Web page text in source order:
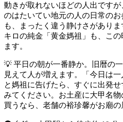
動きが取れないほどの人出です
のはたいてい地元の人の日常の
も、まったく違う静けさがあり
キロの純金「黄金媽祖」も、こ
ます。
💡 平日の朝が一番静か。旧暦の
見えて人が増えます。「今日は一
と媽祖に告げたら、すぐに出発
みてください。お土産に大甲名
買うなら、老舗の裕珍馨がお廟の